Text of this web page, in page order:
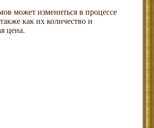
может измениться в процессе
как их количество и
цена.